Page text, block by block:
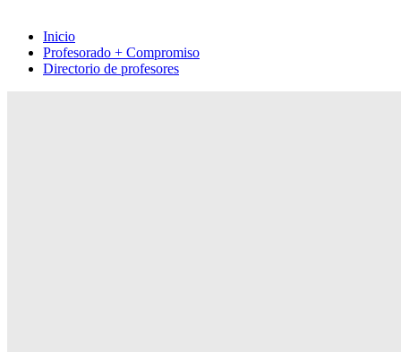
Inicio
Profesorado + Compromiso
Directorio de profesores